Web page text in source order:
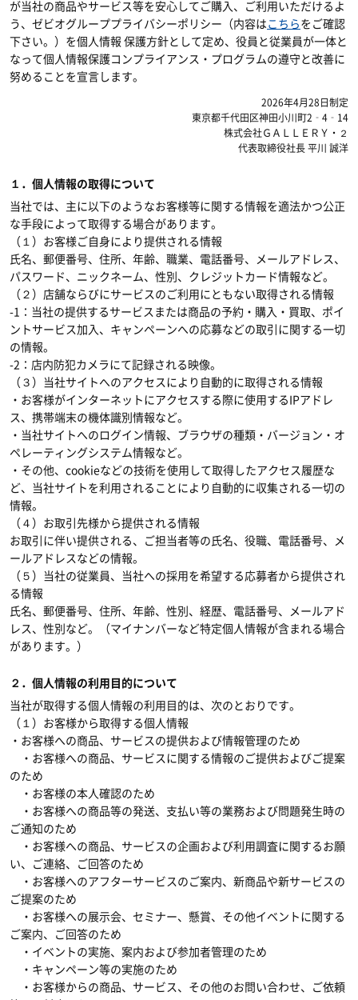
が当社の商品やサービス等を安心してご購入、ご利用いただけるよ
う、ゼビオグループプライバシーポリシー（内容は こちら をご確認
下さい。）を個人情報 保護方針として定め、役員と従業員が一体と
なって個人情報保護コンプライアンス・プログラムの遵守と改善に
努めることを宣言します。
2026年4月28日制定
東京都千代田区神田小川町2‐4‐14
株式会社ＧＡＬＬＥＲＹ・２
代表取締役社長 平川 誠洋
１．個人情報の取得について
当社では、主に以下のようなお客様等に関する情報を適法かつ公正
な手段によって取得する場合があります。
（１）お客様ご自身により提供される情報
氏名、郵便番号、住所、年齢、職業、電話番号、メールアドレス、
パスワード、ニックネーム、性別、クレジットカード情報など。
（２）店舗ならびにサービスのご利用にともない取得される情報
-1：当社の提供するサービスまたは商品の予約・購入・買取、ポイ
ントサービス加入、キャンペーンへの応募などの取引に関する一切
の情報。
-2：店内防犯カメラにて記録される映像。
（３）当社サイトへのアクセスにより自動的に取得される情報
・お客様がインターネットにアクセスする際に使用するIPアドレ
ス、携帯端末の機体識別情報など。
・当社サイトへのログイン情報、ブラウザの種類・バージョン・オ
ペレーティングシステム情報など。
・その他、cookieなどの技術を使用して取得したアクセス履歴な
ど、当社サイトを利用されることにより自動的に収集される一切の
情報。
（４）お取引先様から提供される情報
お取引に伴い提供される、ご担当者等の氏名、役職、電話番号、メ
ールアドレスなどの情報。
（５）当社の従業員、当社への採用を希望する応募者から提供され
る情報
氏名、郵便番号、住所、年齢、性別、経歴、電話番号、メールアド
レス、性別など。（マイナンバーなど特定個人情報が含まれる場合
があります。）
２．個人情報の利用目的について
当社が取得する個人情報の利用目的は、次のとおりです。
（１）お客様から取得する個人情報
・お客様への商品、サービスの提供および情報管理のため
・お客様への商品、サービスに関する情報のご提供およびご提案
のため
・お客様の本人確認のため
・お客様への商品等の発送、支払い等の業務および問題発生時の
ご通知のため
・お客様への商品、サービスの企画および利用調査に関するお願
い、ご連絡、ご回答のため
・お客様へのアフターサービスのご案内、新商品や新サービスの
ご提案のため
・お客様への展示会、セミナー、懸賞、その他イベントに関する
ご案内、ご回答のため
・イベントの実施、案内および参加者管理のため
・キャンペーン等の実施のため
・お客様からの商品、サービス、その他のお問い合わせ、ご依頼